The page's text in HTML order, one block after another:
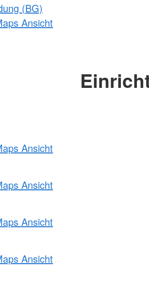
(BG)
Ansicht
Ansicht
Ansicht
Ansicht
Ansicht